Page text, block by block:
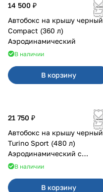
14 500 ₽
Автобокс на крышу черный
Compact (360 л)
Аэродинамический
В наличии
В корзину
21 750 ₽
Автобокс на крышу черный
Turino Sport (480 л)
Аэродинамический с
двусторонним открыванием
В наличии
В корзину